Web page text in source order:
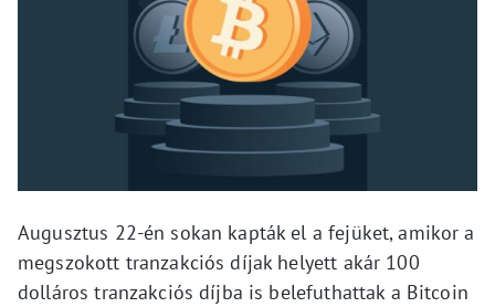
Augusztus 22-én sokan kapták el a fejüket, amikor a
megszokott tranzakciós díjak helyett akár 100
dolláros tranzakciós díjba is belefuthattak a Bitcoin